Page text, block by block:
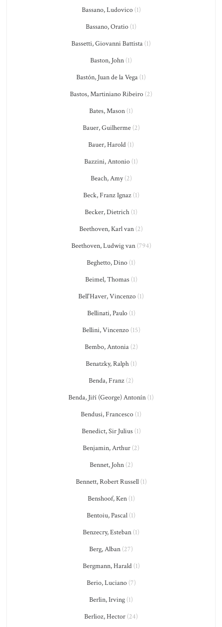
Bassano, Ludovico(1)
Bassano, Oratio (1)
Bassetti, Giovanni Battista (1)
Baston, John (1)
Bastón, Juan de la Vega (1)
Bastos, Martiniano Ribeiro (2)
Bates, Mason (1)
Bauer, Guilherme(2)
Bauer, Harold (1)
Bazzini, Antonio (1)
Beach, Amy(2)
Beck, Franz Ignaz(1)
Becker, Dietrich (1)
Beethoven, Karl van (2)
Beethoven, Ludwig van(794)
Beghetto, Dino (1)
Beimel, Thomas(1)
Bell'Haver, Vincenzo (1)
Bellinati, Paulo(1)
Bellini, Vincenzo(15)
Bembo, Antonia(2)
Benatzky, Ralph(1)
Benda, Franz (2)
Benda, Jiří (George) Antonín (1)
Bendusi, Francesco (1)
Benedict, Sir Julius(1)
Benjamin, Arthur (2)
Bennet, John(2)
Bennett, Robert Russell(1)
Benshoof, Ken(1)
Bentoiu, Pascal (1)
Benzecry, Esteban (1)
Berg, Alban (27)
Bergmann, Harald(1)
Berio, Luciano(7)
Berlin, Irving (1)
Berlioz, Hector (24)